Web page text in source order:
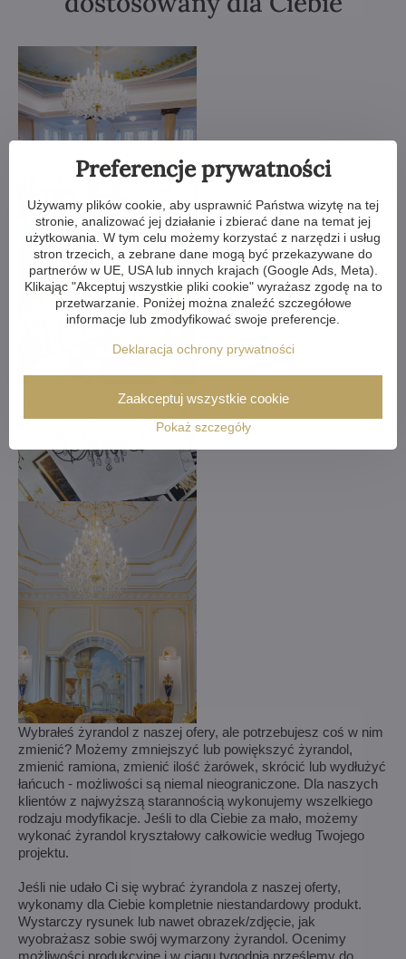
Wybrałeś żyrandol z naszej ofery, ale potrzebujesz coś w nim
zmienić? Możemy zmniejszyć lub powiększyć żyrandol,
zmienić ramiona, zmienić ilość żarówek, skrócić lub wydłużyć
łańcuch - możliwości są niemal nieograniczone. Dla naszych
klientów z najwyższą starannością wykonujemy wszelkiego
rodzaju modyfikacje. Jeśli to dla Ciebie za mało, możemy
wykonać żyrandol kryształowy całkowicie według Twojego
projektu.
Jeśli nie udało Ci się wybrać żyrandola z naszej oferty,
wykonamy dla Ciebie kompletnie niestandardowy produkt.
Wystarczy rysunek lub nawet obrazek/zdjęcie, jak
wyobrażasz sobie swój wymarzony żyrandol. Ocenimy
możliwości produkcyjne i w ciągu tygodnia prześlemy do
Preferencje prywatności
Używamy plików cookie, aby usprawnić Państwa wizytę na tej
stronie, analizować jej działanie i zbierać dane na temat jej
użytkowania. W tym celu możemy korzystać z narzędzi i usług
stron trzecich, a zebrane dane mogą być przekazywane do
partnerów w UE, USA lub innych krajach (Google Ads, Meta).
Klikając "Akceptuj wszystkie pliki cookie" wyrażasz zgodę na to
przetwarzanie. Poniżej można znaleźć szczegółowe
informacje lub zmodyfikować swoje preferencje.
Deklaracja ochrony prywatności
Pokaż szczegóły
Zaakceptuj wszystkie cookie